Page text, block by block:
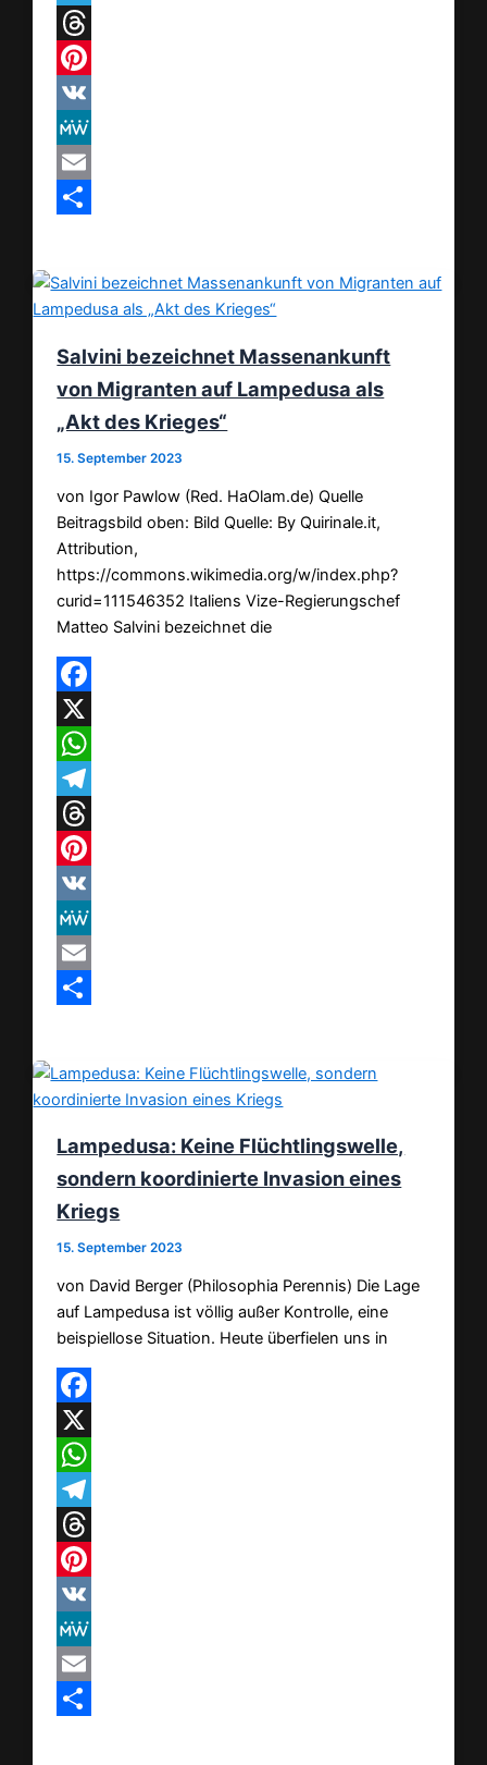
Telegram
Threads
Pinterest
VK
MeWe
Email
Salvini bezeichnet Massenankunft
von Migranten auf Lampedusa als
„Akt des Krieges“
15. September 2023
von Igor Pawlow (Red. HaOlam.de) Quelle
Beitragsbild oben: Bild Quelle: By Quirinale.it,
Attribution,
https://commons.wikimedia.org/w/index.php?
curid=111546352 Italiens Vize-Regierungschef
Matteo Salvini bezeichnet die
Facebook
X
WhatsApp
Telegram
Threads
Pinterest
VK
MeWe
Email
Lampedusa: Keine Flüchtlingswelle,
sondern koordinierte Invasion eines
Kriegs
15. September 2023
von David Berger (Philosophia Perennis) Die Lage
auf Lampedusa ist völlig außer Kontrolle, eine
beispiellose Situation. Heute überfielen uns in
Facebook
X
WhatsApp
Telegram
Threads
Pinterest
VK
MeWe
Email